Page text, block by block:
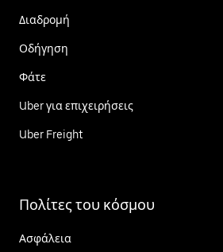
Διαδρομή
Οδήγηση
Φάτε
Uber για επιχειρήσεις
Uber Freight
Πολίτες του κόσμου
Ασφάλεια